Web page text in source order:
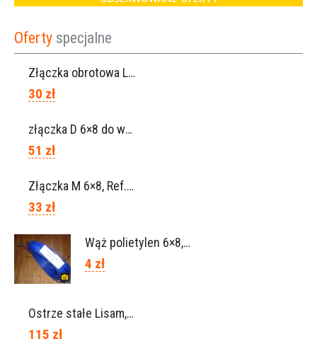
Oferty specjalne
Złączka obrotowa Lisam do węża 6×8 / Ref. 0160.0100
30 zł
złączka D 6×8 do węża, Ref. 0113.0106
51 zł
Złączka M 6×8, Ref. 0115.0102
33 zł
Wąż polietylen 6×8, Ref.0120.0203
4 zł
Ostrze stałe Lisam, Ref. A1206
115 zł